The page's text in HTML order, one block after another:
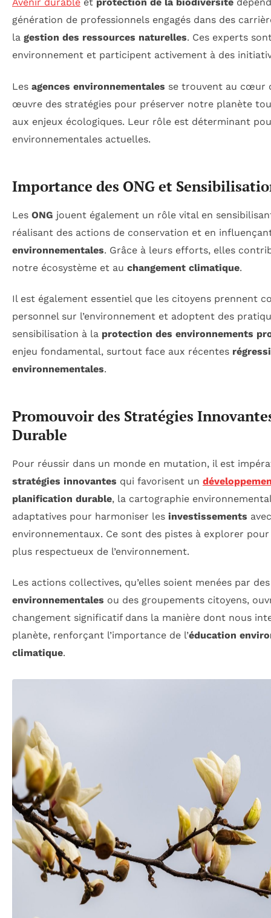
Avenir durable et protection de la biodiversité
génération de professionnels engagés dans des
la gestion des ressources naturelles. Ces experts
environnement et participent activement à des
Les agences environnementales se trouvent au cœur
œuvre des stratégies pour préserver notre planète
aux enjeux écologiques. Leur rôle est déterminant
environnementales actuelles.
Importance des ONG et
Les ONG jouent également un rôle vital en
réalisant des actions de conservation et en
environnementales. Grâce à leurs efforts, elles
notre écosystème et au changement climatique.
Il est également essentiel que les citoyens prennent
personnel sur l’environnement et adoptent des
sensibilisation à la protection des environnements
enjeu fondamental, surtout face aux récentes
environnementales.
Promouvoir des Stratégies
Durable
Pour réussir dans un monde en mutation, il est
stratégies innovantes qui favorisent un
planification durable, la cartographie
adaptatives pour harmoniser les investissements
environnementaux. Ce sont des pistes à explorer
plus respectueux de l’environnement.
Les actions collectives, qu’elles soient menées par
environnementales ou des groupements citoyens,
changement significatif dans la manière dont nous
planète, renforçant l’importance de l’éducation
climatique.